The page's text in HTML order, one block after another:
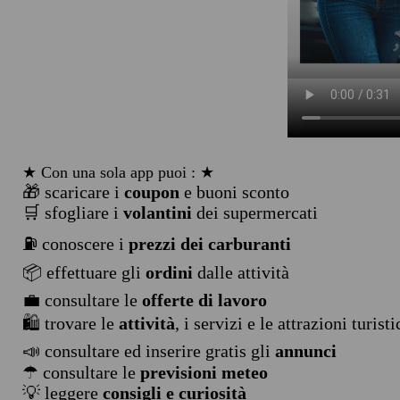
★ Con una sola app puoi : ★
🎁 scaricare i coupon e buoni sconto
🛒 sfogliare i volantini dei supermercati
⛽ conoscere i prezzi dei carburanti
📦 effettuare gli ordini dalle attività
💼 consultare le offerte di lavoro
🛍️ trovare le attività, i servizi e le attrazioni
📣 consultare ed inserire gratis gli annunci
☂ consultare le previsioni meteo
💡 leggere consigli e curiosità